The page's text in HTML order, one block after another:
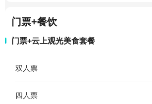
门票+餐饮
门票+云上观光美食套餐
双人票
四人票